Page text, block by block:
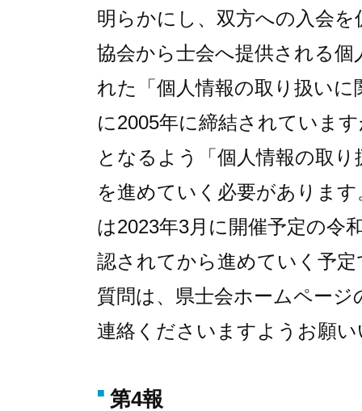
明らかにし、双方への入会
協会から士会へ提供される
れた「個人情報の取り扱い
に2005年に締結されていま
となるよう「個人情報の取
を進めていく必要がありま
は2023年3月に開催予定の令
認されてから進めていく予
質問は、県士会ホームペー
連絡くださいますようお願
第4報